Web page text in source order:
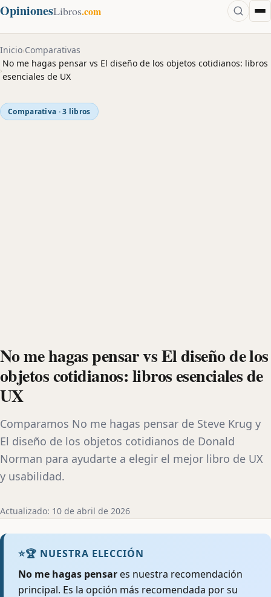
OpinionesLibros.com
Inicio›Comparativas
›
No me hagas pensar vs El diseño de los objetos cotidianos: libros
esenciales de UX
Comparativa · 3 libros
No me hagas pensar vs El diseño de los
objetos cotidianos: libros esenciales de
UX
Comparamos No me hagas pensar de Steve Krug y
El diseño de los objetos cotidianos de Donald
Norman para ayudarte a elegir el mejor libro de UX
y usabilidad.
Actualizado: 10 de abril de 2026
⭐🏆 NUESTRA ELECCIÓN
No me hagas pensares nuestra recomendación
principal. Es la opción más recomendada por su